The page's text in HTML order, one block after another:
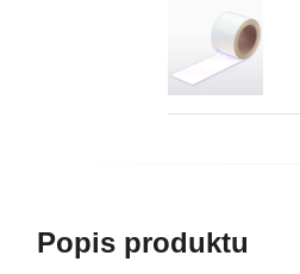
Popis produktu